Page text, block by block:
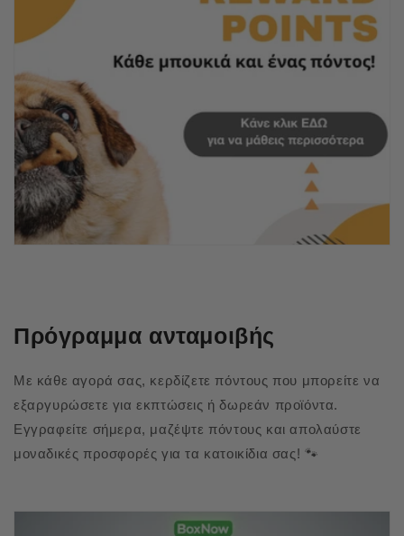
Πρόγραμμα ανταμοιβής
Με κάθε αγορά σας, κερδίζετε πόντους που μπορείτε να
εξαργυρώσετε για εκπτώσεις ή δωρεάν προϊόντα.
Εγγραφείτε σήμερα, μαζέψτε πόντους και απολαύστε
μοναδικές προσφορές για τα κατοικίδια σας! 🐾